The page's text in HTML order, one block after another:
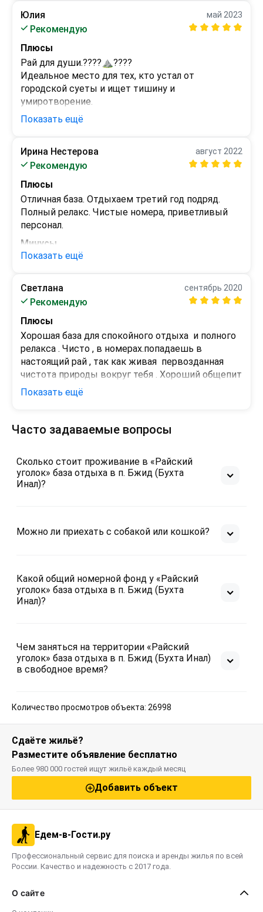
Юлия
Рекомендую
май 2023
Плюсы
Рай для души.????⛰️????
Идеальное место для тех, кто устал от
городской суеты и ищет тишину и
умиротворение.
Здесь наслаждаешься пением птиц и журчанием
реки. Если повезёт, то удастся увидеть енотов-
Море в пешей доступности-просто нужно
прогуляться пять минут по ровной дороге.
Есть номера разной ценовой категории: от
скромной советской классики для любителей
погрузиться в воспоминания о былых временах,
до эко-срубов с удобствами для тех, кто ценит
единение с природой и комфорт. Есть общая
кухня, мангальные зоны и детская площадка.
Отдельная благодарность хозяевам отеля за
вежливые, общительные и готовы оказать
любую помощь. Сейчас это большая редкость!
Минусы
Показать ещё
Ирина Нестерова
Рекомендую
август 2022
Плюсы
Отличная база. Отдыхаем третий год подряд.
Полный релакс. Чистые номера, приветливый
персонал.
Минусы
Никаких минусов. Только плюсы
Показать ещё
Светлана
Рекомендую
сентябрь 2020
Плюсы
Хорошая база для спокойного отдыха  и полного
релакса . Чисто , в номерах.попадаешь в
настоящий рай , так как живая  первозданная
чистота природы вокруг тебя . Хороший общепит
на территории соседней базы , прекрасное
дополнение к отдыху !  .
На базе минусов нет ни в чем !
Показать ещё
Часто задаваемые вопросы
Сколько стоит проживание в «Райский
уголок» база отдыха в п. Бжид (Бухта
Инал)?
Можно ли приехать с собакой или кошкой?
Какой общий номерной фонд у «Райский
уголок» база отдыха в п. Бжид (Бухта
Инал)?
Чем заняться на территории «Райский
уголок» база отдыха в п. Бжид (Бухта Инал)
в свободное время?
Количество просмотров объекта: 26998
Сдаёте жильё?
Разместите объявление бесплатно
Более 980 000 гостей ищут жильё каждый месяц
Добавить объект
Едем-в-Гости.ру
Профессиональный сервис для поиска и аренды жилья по всей
России. Качество и надежность с 2017 года.
О сайте